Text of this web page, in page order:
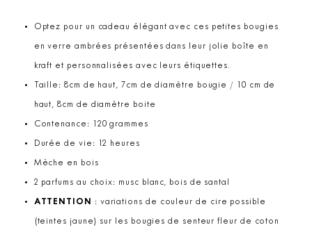
Optez pour un cadeau élégant avec ces petites bougies
en verre ambrées présentées dans leur jolie boîte en
kraft et personnalisées avec leurs étiquettes.
Taille: 8cm de haut, 7cm de diamètre bougie / 10 cm de
haut, 8cm de diamètre boite
Contenance: 120 grammes
Durée de vie: 12 heures
Mèche en bois
2 parfums au choix: musc blanc, bois de santal
ATTENTION : variations de couleur de cire possible
(teintes jaune) sur les bougies de senteur fleur de coton